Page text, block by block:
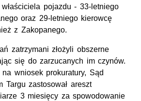
pojazdu - 33-letniego
oraz 29-letniego kierowcę
z Zakopanego.
zatrzymani złożyli obszerne
się do zarzucanych im czynów.
wniosek prokuratury, Sąd
Targu zastosował areszt
3 miesięcy za spowodowanie